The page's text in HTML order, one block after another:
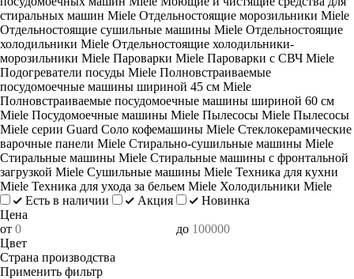
стиральных машин Miele Отдельностоящие морозильники Miele
Отдельностоящие сушильные машины Miele Отдельностоящие
холодильники Miele Отдельностоящие холодильники-
морозильники Miele Пароварки Miele Пароварки с СВЧ Miele
Подогреватели посуды Miele Полновстраиваемые
посудомоечные машины шириной 45 см Miele
Полновстраиваемые посудомоечные машины шириной 60 см
Miele Посудомоечные машины Miele Пылесосы Miele Пылесосы
Miele серии Guard Соло кофемашины Miele Стеклокерамические
варочные панели Miele Стирально-сушильные машины Miele
Стиральные машины Miele Стиральные машины с фронтальной
загрузкой Miele Сушильные машины Miele Техника для кухни
Miele Техника для ухода за бельем Miele Холодильники Miele
Есть в наличии
Акция
Новинка
Цена
от
до
Цвет
Страна производства
Применить фильтр